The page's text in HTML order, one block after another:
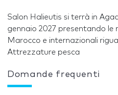
Salon Halieutis si terrà in
gennaio 2027 presentando le
Marocco e internazionali
Attrezzature pesca
Domande frequenti